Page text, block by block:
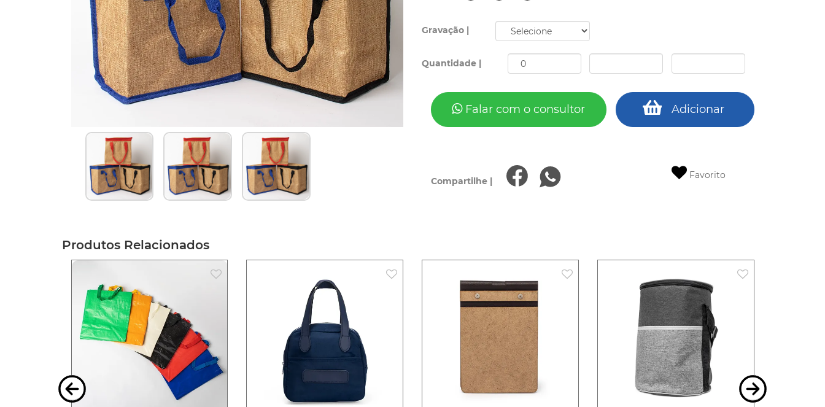
Gravação |
Quantidade |
Falar com o consultor Adicionar
Compartilhe |
Favorito
Produtos Relacionados